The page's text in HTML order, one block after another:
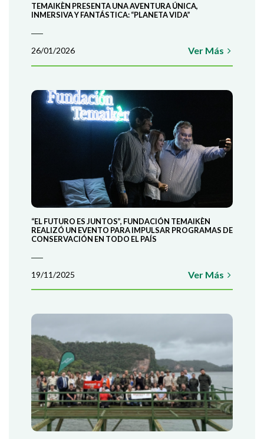
TEMAIKÈN PRESENTA UNA AVENTURA ÚNICA,
INMERSIVA Y FANTÁSTICA: “PLANETA VIDA”
26/01/2026 Ver Más
“EL FUTURO ES JUNTOS”, FUNDACIÓN TEMAIKÈN
REALIZÓ UN EVENTO PARA IMPULSAR PROGRAMAS DE
CONSERVACIÓN EN TODO EL PAÍS
19/11/2025 Ver Más